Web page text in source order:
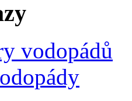
vodopádů